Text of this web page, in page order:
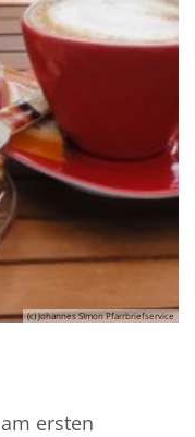
(c) Johannes SImon Pfarrbriefservice
ersten